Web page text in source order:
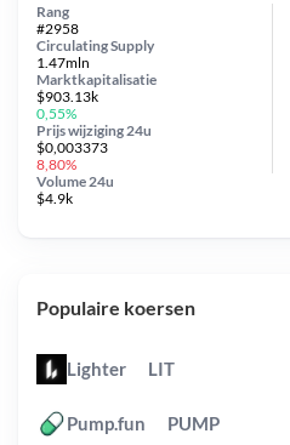
Circulating Supply
1.47mln
Prijs wijziging 24u
$0,003373
8,80%
Marktkapitalisatie
$903.13k
0,55%
Volume 24u
$4.9k
Rang
#2958
Populaire koersen
Lighter LIT
Pump.fun PUMP